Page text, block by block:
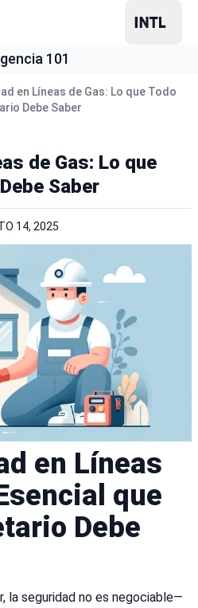
101
en Líneas de Gas: Lo que Todo
Debe Saber
de Gas: Lo que
Saber
14, 2025
en Líneas
que
Debe
la seguridad no es negociable—